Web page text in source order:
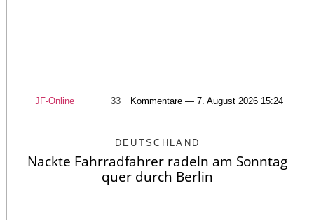
JF-Online 33 Kommentare — 7. August 2026 15:24
DEUTSCHLAND
Nackte Fahrradfahrer radeln am Sonntag
quer durch Berlin